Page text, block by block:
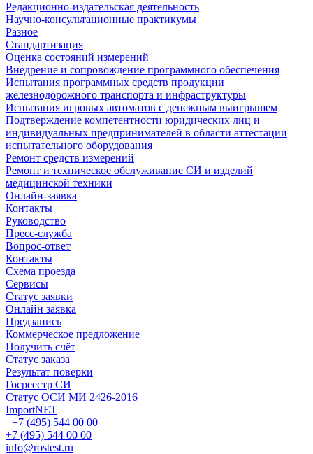
Редакционно-издательская деятельность
Научно-консультационные практикумы
Разное
Стандартизация
Оценка состояний измерений
Внедрение и сопровождение программного обеспечения
Испытания программных средств продукции
железнодорожного транспорта и инфраструктуры
Испытания игровых автоматов с денежным выигрышем
Подтверждение компетентности юридических лиц и
индивидуальных предпринимателей в области аттестации
испытательного оборудования
Ремонт средств измерений
Ремонт и техническое обслуживание СИ и изделий
медицинской техники
Онлайн-заявка
Контакты
Руководство
Пресс-служба
Вопрос-ответ
Контакты
Схема проезда
Сервисы
Статус заявки
Онлайн заявка
Предзапись
Коммерческое предложение
Получить счёт
Статус заказа
Результат поверки
Госреестр СИ
Статус ОСИ МИ 2426-2016
ImportNET
+7 (495) 544 00 00
+7 (495) 544 00 00
info@rostest.ru